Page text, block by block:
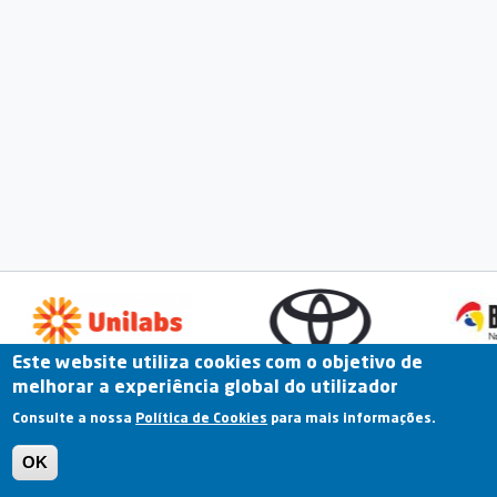
Previous
Fale Connosco Portal Online Arquivo
Termos e Condições | Política de Privacidade |
Este website utiliza cookies com o objetivo de
melhorar a experiência global do utilizador
Consulte a nossa Política de Cookies para mais informações.
OK